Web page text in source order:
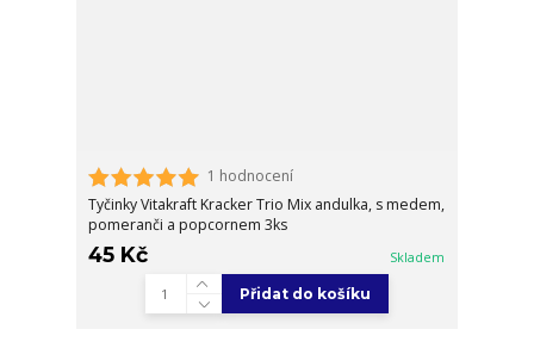
1 hodnocení
Tyčinky Vitakraft Kracker Trio Mix andulka, s medem,
pomeranči a popcornem 3ks
45 Kč Skladem
Přidat do košíku